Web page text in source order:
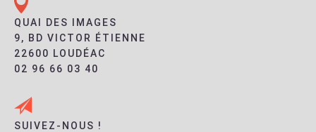
QUAI DES IMAGES
9, BD VICTOR ÉTIENNE
22600 LOUDÉAC
02 96 66 03 40
SUIVEZ-NOUS !